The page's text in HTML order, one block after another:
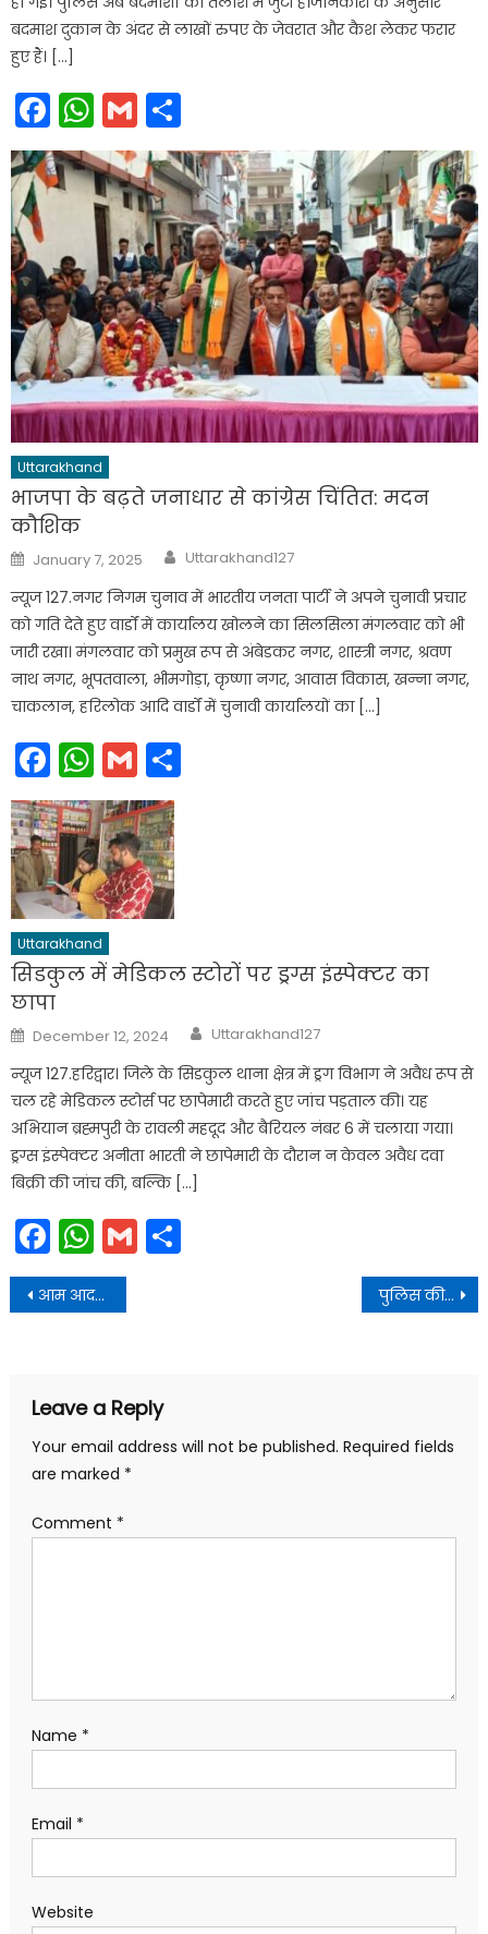
बदमाश दुकान के अंदर से लाखों रुपए के जेवरात और कैश लेकर फरार
हुए हैं। […]
Facebook
WhatsApp
Gmail
Uttarakhand
भाजपा के बढ़ते जनाधार से कांग्रेस चिंतित: मदन
कौशिक
Posted
on
January 7, 2025 Author
Uttarakhand127
न्यूज 127.नगर निगम चुनाव में भारतीय जनता पार्टी ने अपने चुनावी प्रचार
को गति देते हुए वार्डों में कार्यालय खोलने का सिलसिला मंगलवार को भी
जारी रखा। मंगलवार को प्रमुख रूप से अंबेडकर नगर, शास्त्री नगर, श्रवण
नाथ नगर, भूपतवाला, भीमगोड़ा, कृष्णा नगर, आवास विकास, खन्ना नगर,
चाकलान, हरिलोक आदि वार्डों में चुनावी कार्यालयों का […]
Facebook
WhatsApp
Gmail
Uttarakhand
सिडकुल में मेडिकल स्टोरों पर ड्रग्स इंस्पेक्टर का
छापा
Posted
on
December 12, 2024 Author
Uttarakhand127
न्यूज 127.हरिद्वार। जिले के सिडकुल थाना क्षेत्र में ड्रग विभाग ने अवैध रूप से
चल रहे मेडिकल स्टोर्स पर छापेमारी करते हुए जांच पड़ताल की। यह
अभियान ब्रह्मपुरी के रावली महदूद और बैरियल नंबर 6 में चलाया गया।
ड्रग्स इंस्पेक्टर अनीता भारती ने छापेमारी के दौरान न केवल अवैध दवा
बिक्री की जांच की, बल्कि […]
Facebook
WhatsApp
Gmail
Post
navigation
आम आदमी पार्टी के सात विधायकों ने पार्टी से दिया इस्तीफा, केजरीवाल को बड़ा झटका पुलिस की सख्ती के चलते नहीं हो पाई सर्वधर्म समाज की बैठक
Leave a Reply
Your email address will not be published. Required fields
are marked *
Comment *
Name *
Email *
Website